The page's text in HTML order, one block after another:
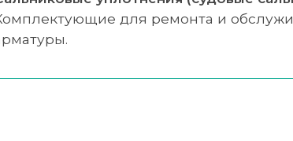
для ремонта и